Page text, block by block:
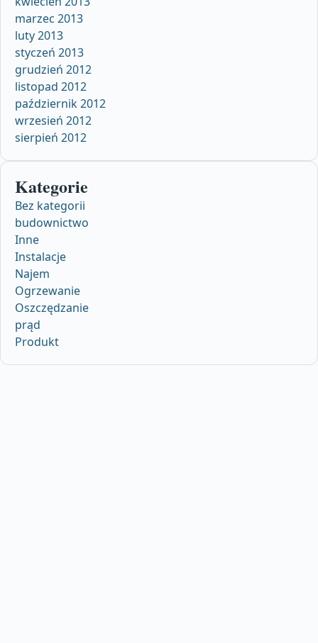
marzec 2013
luty 2013
styczeń 2013
grudzień 2012
listopad 2012
październik 2012
wrzesień 2012
sierpień 2012
Kategorie
Bez kategorii
budownictwo
Inne
Instalacje
Najem
Ogrzewanie
Oszczędzanie
prąd
Produkt